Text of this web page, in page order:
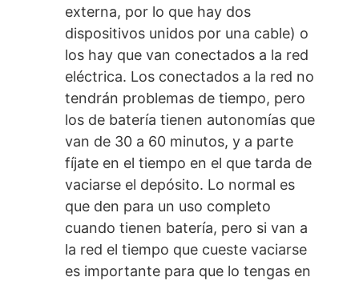
externa, por lo que hay dos
dispositivos unidos por una cable) o
los hay que van conectados a la red
eléctrica. Los conectados a la red no
tendrán problemas de tiempo, pero
los de batería tienen autonomías que
van de 30 a 60 minutos, y a parte
fíjate en el tiempo en el que tarda de
vaciarse el depósito. Lo normal es
que den para un uso completo
cuando tienen batería, pero si van a
la red el tiempo que cueste vaciarse
es importante para que lo tengas en